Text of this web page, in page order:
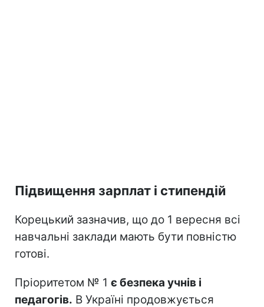
Підвищення зарплат і стипендій
Корецький зазначив, що до 1 вересня всі
навчальні заклади мають бути повністю
готові.
Пріоритетом № 1 є безпека учнів і
педагогів. В Україні продовжується